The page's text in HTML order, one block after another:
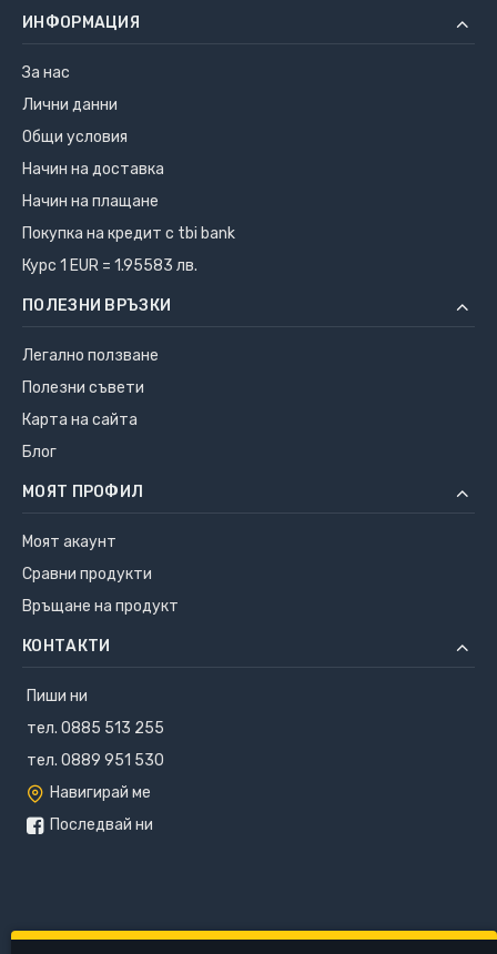
ИНФОРМАЦИЯ
За нас
Лични данни
Общи условия
Начин на доставка
Начин на плащане
Покупка на кредит с tbi bank
Курс 1 EUR = 1.95583 лв.
ПОЛЕЗНИ ВРЪЗКИ
Легално ползване
Полезни съвети
Карта на сайта
Блог
МОЯТ ПРОФИЛ
Моят акаунт
Сравни продукти
Връщане на продукт
КОНТАКТИ
Пиши ни
тел. 0885 513 255
тел. 0889 951 530
Навигирай ме
Последвай ни